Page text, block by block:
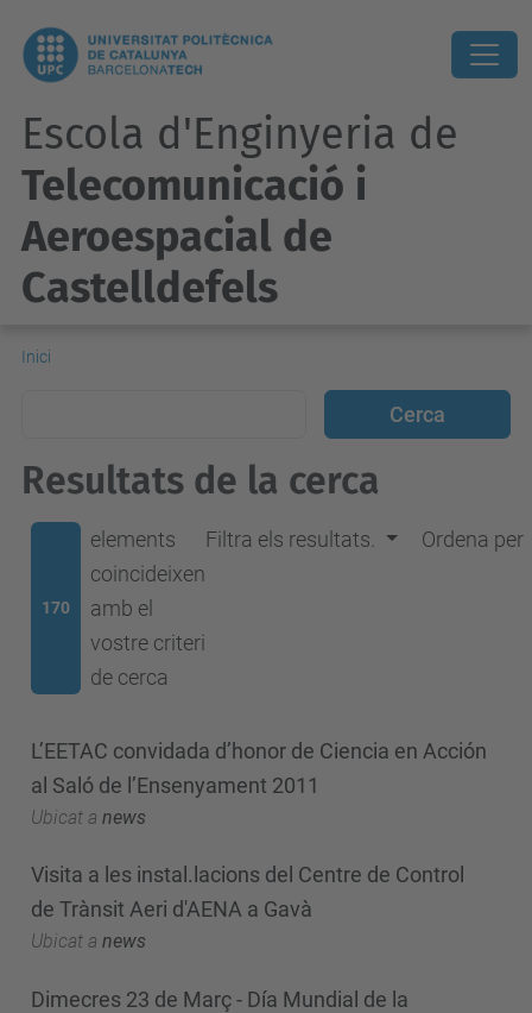
Escola d'Enginyeria de
Telecomunicació i
Aeroespacial de
Castelldefels
Inici
Resultats de la cerca
170
elements
coincideixen
amb el
vostre criteri
de cerca
Filtra els resultats. Ordena per
L’EETAC convidada d’honor de Ciencia en Acción
al Saló de l’Ensenyament 2011
Ubicat a news
Visita a les instal.lacions del Centre de Control
de Trànsit Aeri d'AENA a Gavà
Ubicat a news
Dimecres 23 de Març - Día Mundial de la